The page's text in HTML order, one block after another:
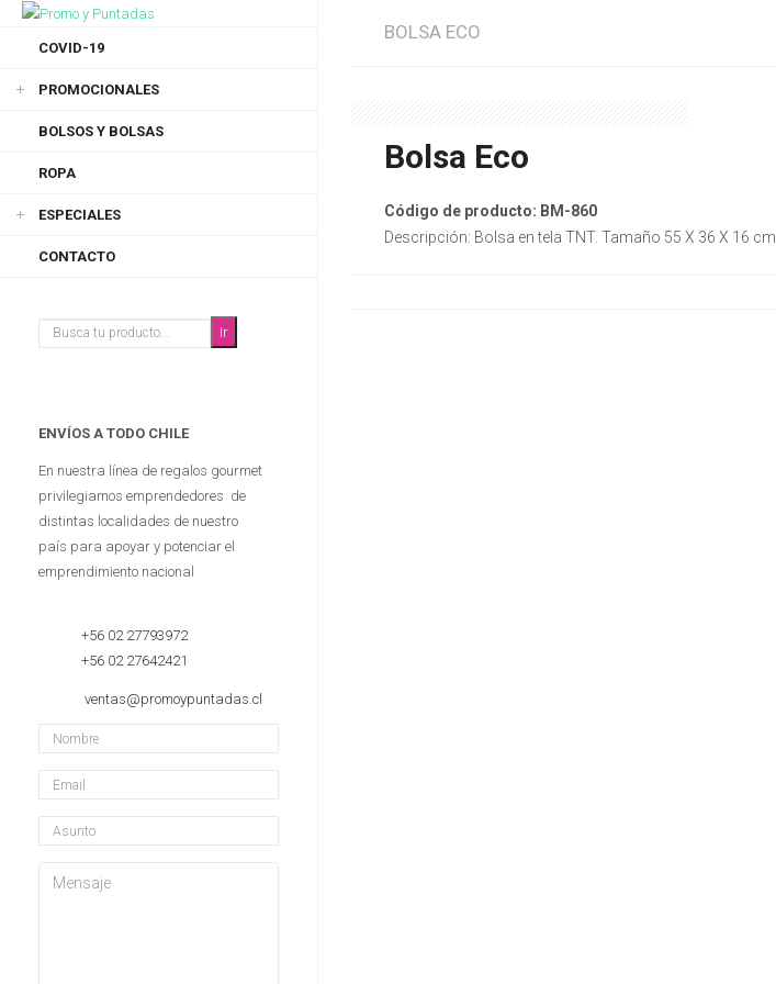
COVID-19
PROMOCIONALES
BOLSOS Y BOLSAS
ROPA
ESPECIALES
CONTACTO
ENVÍOS A TODO CHILE
En nuestra línea de regalos gourmet
privilegiamos emprendedores de
distintas localidades de nuestro
país para apoyar y potenciar el
emprendimiento nacional
+56 02 27793972
+56 02 27642421
ventas@promoypuntadas.cl
BOLSA ECO
Bolsa Eco
Código de producto: BM-860
Descripción: Bolsa en tela TNT. Tamaño 55 X 36 X 16 cm.